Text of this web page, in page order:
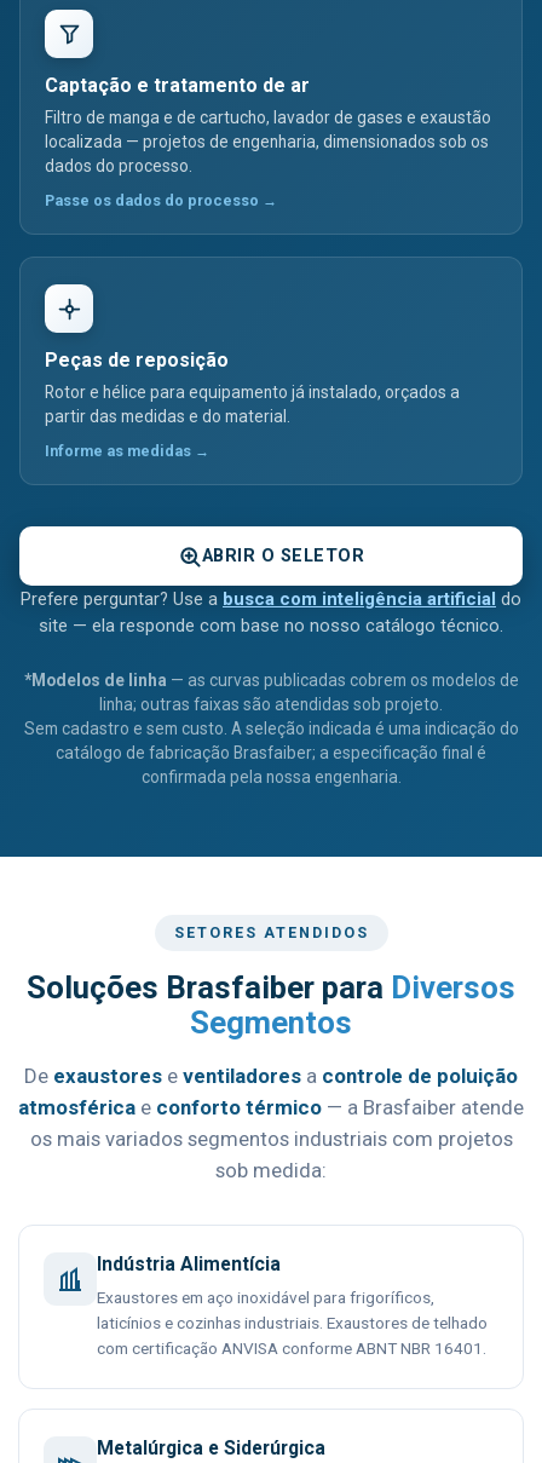
Captação e tratamento de ar
Filtro de manga e de cartucho, lavador de gases e exaustão
localizada — projetos de engenharia, dimensionados sob os
dados do processo.
Passe os dados do processo →
Peças de reposição
Rotor e hélice para equipamento já instalado, orçados a
partir das medidas e do material.
Informe as medidas →
ABRIR O SELETOR
Prefere perguntar? Use a busca com inteligência artificial do
site — ela responde com base no nosso catálogo técnico.
*Modelos de linha — as curvas publicadas cobrem os modelos de
linha; outras faixas são atendidas sob projeto.
Sem cadastro e sem custo. A seleção indicada é uma indicação do
catálogo de fabricação Brasfaiber; a especificação final é
confirmada pela nossa engenharia.
SETORES ATENDIDOS
Soluções Brasfaiber para Diversos
Segmentos
De exaustores e ventiladores a controle de poluição
atmosférica e conforto térmico — a Brasfaiber atende
os mais variados segmentos industriais com projetos
sob medida:
Indústria Alimentícia
Exaustores em aço inoxidável para frigoríficos,
laticínios e cozinhas industriais. Exaustores de telhado
com certificação ANVISA conforme ABNT NBR 16401.
Metalúrgica e Siderúrgica